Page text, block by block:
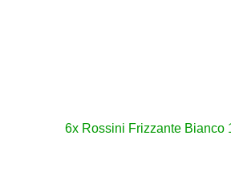
6x Rossini Frizzante Bianco